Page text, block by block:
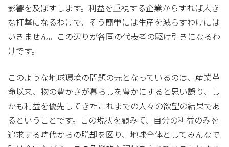
影響を及ぼすします。利益を重視する企業からすれば大き
な打撃になるわけで、そう簡単には生産を減らすわけには
いきません。この辺りが各国の代表者の駆け引きになるわ
けです。
このような地球環境の問題の元となっているのは、産業革
命以来、物の豊かさが暮らしを豊かにすると思い誤り、し
かも利益を優先してきたこれまでの人々の欲望の結果であ
るということです。この現状を顧みて、自分の利益のみを
追求する時代からの脱却を図り、地球全体としてみんなで